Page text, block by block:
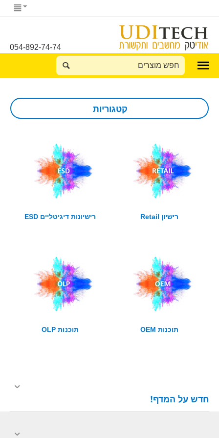
054-892-74-74
קטגוריות
רישיון Retail רישיונות דיגיטליים ESD
תוכנות OEM תוכנות OLP
חדש על המדף!